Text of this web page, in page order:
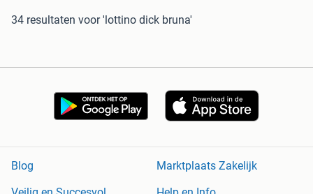
34 resultaten voor 'lottino dick bruna'
Blog
Marktplaats Zakelijk